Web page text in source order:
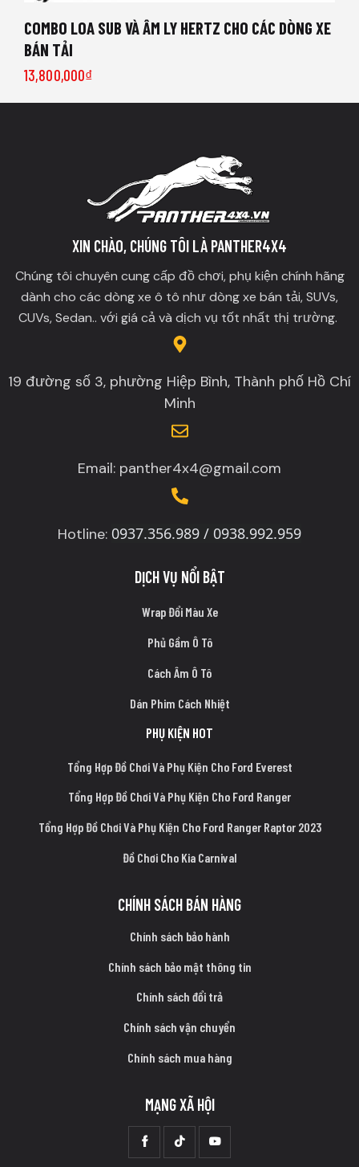
COMBO LOA SUB VÀ ÂM LY HERTZ CHO CÁC DÒNG XE
BÁN TẢI
13,800,000₫
XIN CHÀO, CHÚNG TÔI LÀ PANTHER4X4
Chúng tôi chuyên cung cấp đồ chơi, phụ kiện chính hãng
dành cho các dòng xe ô tô như dòng xe bán tải, SUVs,
CUVs, Sedan.. với giá cả và dịch vụ tốt nhất thị trường.
19 đường số 3, phường Hiệp Bình, Thành phố Hồ Chí
Minh
Email: panther4x4@gmail.com
Hotline: 0937.356.989 / 0938.992.959
DỊCH VỤ NỔI BẬT
Wrap Đổi Màu Xe
Phủ Gầm Ô Tô
Cách Âm Ô Tô
Dán Phim Cách Nhiệt
PHỤ KIỆN HOT
Tổng Hợp Đồ Chơi Và Phụ Kiện Cho Ford Everest
Tổng Hợp Đồ Chơi Và Phụ Kiện Cho Ford Ranger
Tổng Hợp Đồ Chơi Và Phụ Kiện Cho Ford Ranger Raptor 2023
Đồ Chơi Cho Kia Carnival
CHÍNH SÁCH BÁN HÀNG
Chính sách bảo hành
Chính sách bảo mật thông tin
Chính sách đổi trả
Chính sách vận chuyển
Chính sách mua hàng
MẠNG XÃ HỘI